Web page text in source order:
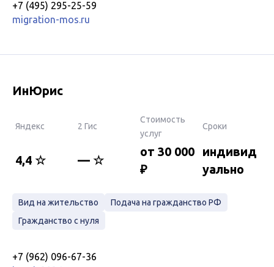
+7 (495) 295-25-59
migration-mos.ru
ИнЮрис
Яндекс 2 Гис
Стоимость
услуг
Сроки
4,4 ☆ — ☆
от 30 000
₽
индивид
уально
Вид на жительство
Подача на гражданство РФ
Гражданство с нуля
+7 (962) 096-67-36